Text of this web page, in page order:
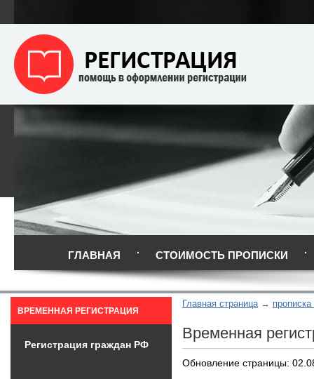
ГЛАВНАЯ СТОИМОСТЬ ПРОПИСКИ
Главная страница
Временная
Обновление страницы:
ВРЕМЕННАЯ РЕГИСТРАЦИЯ
Регистрация граждан РФ